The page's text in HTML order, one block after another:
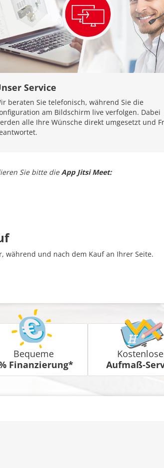
Service
beraten Sie telefonisch, während Sie die
am Bildschirm live verfolgen. Dabei
alle Ihre Wünsche direkt umgesetzt und
Sie bitte dieApp Jitsi Meet:
während und nach dem Kauf an Ihrer Seite.
Bequeme
Finanzierung*
Aufmaß-